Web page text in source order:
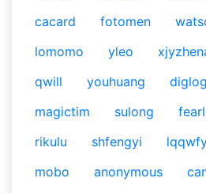
cacard
fotomen
lomomo
yleo
qwill
youhuang diglog
magictim
sulong
rikulu
shfengyi
mobo
anonymous